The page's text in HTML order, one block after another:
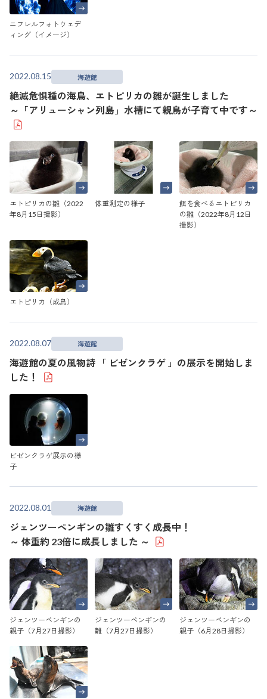
ニフレルフォトウェデ
ィング（イメージ）
2022.08.15 海遊館
絶滅危惧種の海鳥、エトピリカの雛が誕生しました
～「アリューシャン列島」水槽にて親鳥が子育て中です～
エトピリカの雛（2022
年8月15日撮影）
体重測定の様子
餌を食べるエトピリカ
の雛（2022年8月12日
撮影）
エトピリカ（成鳥）
2022.08.07 海遊館
海遊館の夏の風物詩 「 ビゼンクラゲ 」の展示を開始しま
した！
ビゼンクラゲ展示の様
子
2022.08.01 海遊館
ジェンツーペンギンの雛すくすく成長中！
～ 体重約 23倍に成長しました ～
ジェンツーペンギンの
親子（7月27日撮影）
ジェンツーペンギンの
雛（7月27日撮影）
ジェンツーペンギンの
親子（6月28日撮影）